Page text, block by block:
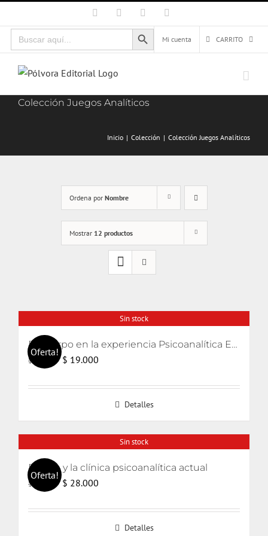
al
contenido
Facebook Instagram
Buscar:
Botón de búsqueda
Mi cuenta
CARRITO
Colección Juegos Analíticos
Inicio Colección Colección Juegos Analíticos
Ordena por Nombre
Mostrar 12 productos
Sin stock
Oferta!
El cuerpo en la experiencia Psicoanalítica Entre Freud, Lacan y Winnicott
$
El
original
$ 19.000
actual
Detalles
Sin stock
Oferta!
El odio y la clínica psicoanalítica actual
$
El
original
$ 28.000
actual
Detalles